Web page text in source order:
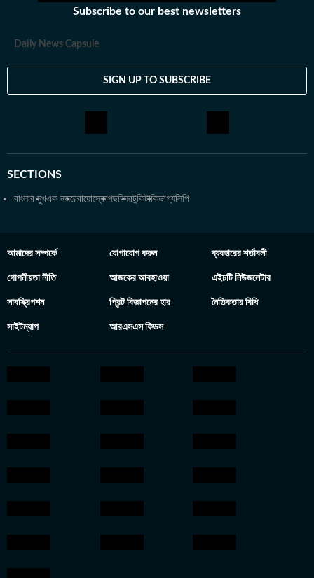
বই পড়ে এবং বিভিন্ন বিষয়ে ডকুমেন্টারি দেখে।
Subscribe to our best newsletters
Daily News Capsule
SIGN UP TO SUBSCRIBE
SECTIONS
বাংলার মুখএক নজরেবায়োস্কোপছবিঘরটুকিটাকিভাগ্যলিপি
আমাদের সম্পর্কে যোগাযোগ করুন ব্যবহারের শর্তাবলী
গোপনীয়তা নীতি আজকের আবহাওয়া এইচটি নিউজলেটার
সাবস্ক্রিপশন প্রিন্ট বিজ্ঞাপনের হার নৈতিকতার বিধি
সাইটম্যাপ আরএসএস ফিডস